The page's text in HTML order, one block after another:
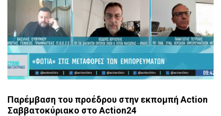
Παρέμβαση του προέδρου στην εκπομπή Action
Σαββατοκύριακο στο Action24